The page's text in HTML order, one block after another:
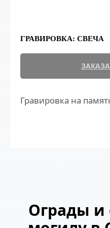
ГРАВИРОВКА: СВЕЧА
Гравировка на
Ограды и